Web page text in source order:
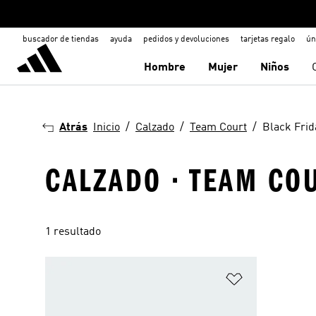
buscador de tiendas ayuda pedidos y devoluciones tarjetas regalo
Hombre Mujer Niños
Atrás Inicio Calzado Team Court Black
CALZADO · TEAM
1 resultado